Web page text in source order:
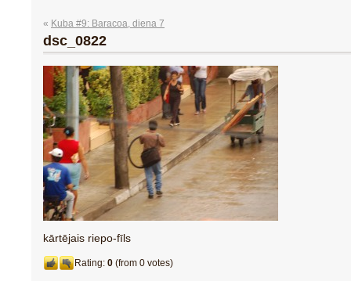
« Kuba #9: Baracoa, diena 7
dsc_0822
kārtējais riepo-fīls
Rating: 0 (from 0 votes)